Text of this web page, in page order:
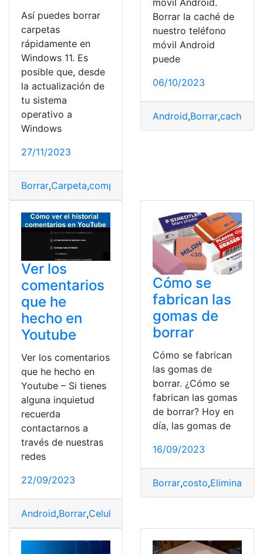
Así puedes borrar
carpetas
rápidamente en
Windows 11. Es
posible que, desde
la actualización de
tu sistema
operativo a
Windows
27/11/2023
Borrar,Carpeta,computador
móvil Android.
Borrar la caché de
nuestro teléfono
móvil Android
puede
06/10/2023
Android,Borrar,cache
Ver los
comentarios
que he
hecho en
Youtube
Ver los comentarios
que he hecho en
Youtube – Si tienes
alguna inquietud
recuerda
contactarnos a
través de nuestras
redes
22/09/2023
Android,Borrar,Celular
Cómo se
fabrican las
gomas de
borrar
Cómo se fabrican
las gomas de
borrar. ¿Cómo se
fabrican las gomas
de borrar? Hoy en
día, las gomas de
16/09/2023
Borrar,costo,Eliminar